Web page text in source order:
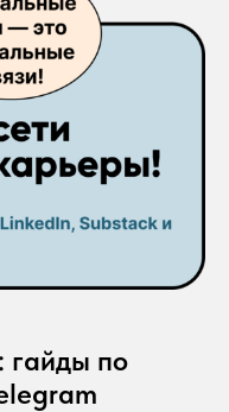
гайды по